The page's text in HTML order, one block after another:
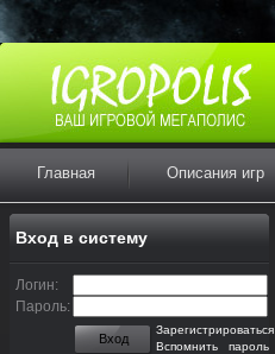
Главная Описания игр
Вход в систему
Логин:
Пароль:
Вход
Зарегистрироваться
Вспомнить пароль